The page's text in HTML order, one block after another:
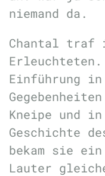
niemand da.
Chantal traf
Einführung
Kneipe und
Geschichte
bekam sie
Lauter